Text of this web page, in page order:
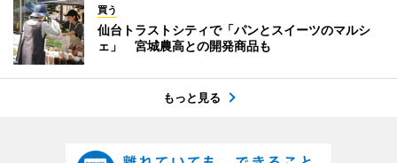
買う
仙台トラストシティで「パンとスイーツのマルシ
ェ」 宮城農高との開発商品も
もっと見る